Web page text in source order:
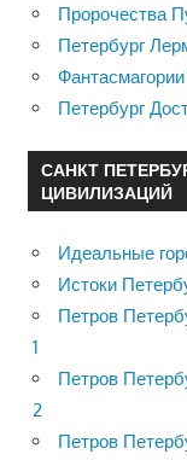
Пророчества
Петербург
Петербург
САНКТ
ЦИВИЛИЗАЦИЙ
Идеальные
Истоки
Петров
1
Петров
2
Петров